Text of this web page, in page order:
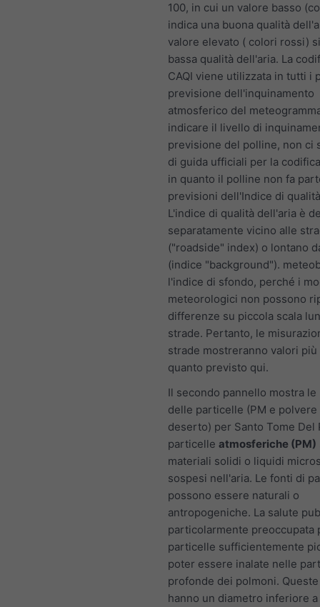
100, in cui un valore basso
indica una buona qualità
valore elevato ( colori rossi)
bassa qualità dell'aria. La
CAQI viene utilizzata in tutti i
previsione dell'inquinamento
atmosferico del
indicare il livello di
previsione del polline, non ci
di guida ufficiali per la
in quanto il polline non fa
previsioni dell'Indice di
L'indice di qualità dell'aria è
separatamente vicino alle
("roadside" index) o lontano
(indice "background").
l'indice di sfondo, perché i
meteorologici non possono
differenze su piccola scala
strade. Pertanto, le
strade mostreranno valori più
quanto previsto qui.
Il secondo pannello mostra
delle particelle (PM e polvere
deserto) per Santo Tome Del
particelle atmosferiche (PM)
materiali solidi o liquidi
sospesi nell'aria. Le fonti di
possono essere naturali o
antropogeniche. La salute
particolarmente preoccupata
particelle sufficientemente
poter essere inalate nelle
profonde dei polmoni.
hanno un diametro inferiore a